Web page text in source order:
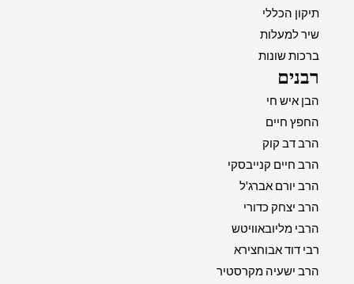
תיקון הכללי
שיר למעלות
ברכות שונות
רבנים
הבן איש חי
החפץ חיים
הרב דב קוק
הרב חיים קנייבסקי
הרב יורם אברג'ל
הרב יצחק כדורי
הרבי מליובאוויטש
רבי דוד אבוחצירא
הרב ישעיה מקרסטיר